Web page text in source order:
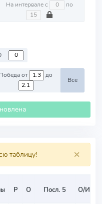
На интервале с по
Победа от до
Все
×
таблицу!
Р О Посл. 5 О/И